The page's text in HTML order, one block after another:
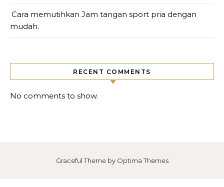
Cara memutihkan Jam tangan sport pria dengan
mudah.
RECENT COMMENTS
No comments to show.
Graceful Theme by Optima Themes